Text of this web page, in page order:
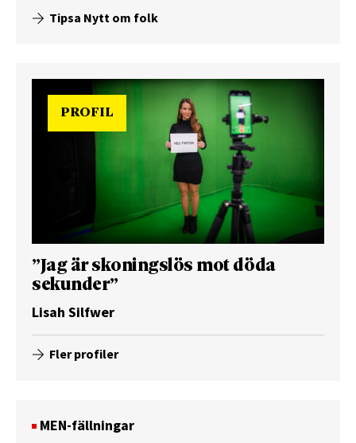
Tipsa Nytt om folk
PROFIL
”Jag är skoningslös mot döda
sekunder”
Lisah Silfwer
Fler profiler
MEN-fällningar